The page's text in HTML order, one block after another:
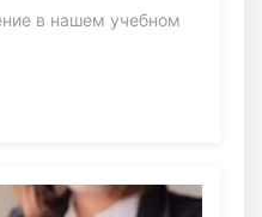
в нашем учебном